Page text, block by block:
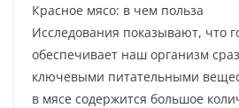
Красное мясо: в чем польза
Исследования показывают, что
обеспечивает наш организм
ключевыми питательными
в мясе содержится большое